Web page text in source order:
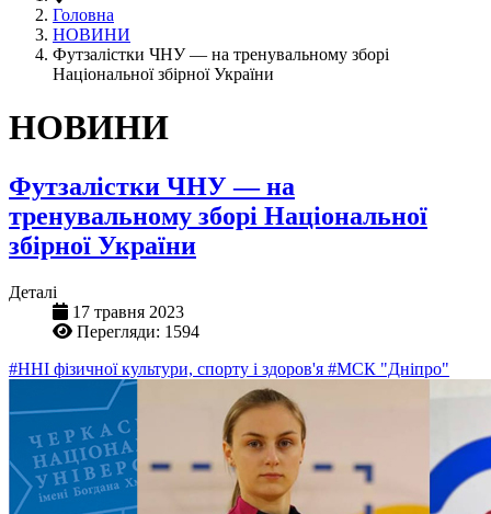
Головна
НОВИНИ
Футзалістки ЧНУ — на тренувальному зборі
Національної збірної України
НОВИНИ
Футзалістки ЧНУ — на
тренувальному зборі Національної
збірної України
Деталі
17 травня 2023
Перегляди: 1594
#ННІ фізичної культури, спорту і здоров'я #МСК "Дніпро"